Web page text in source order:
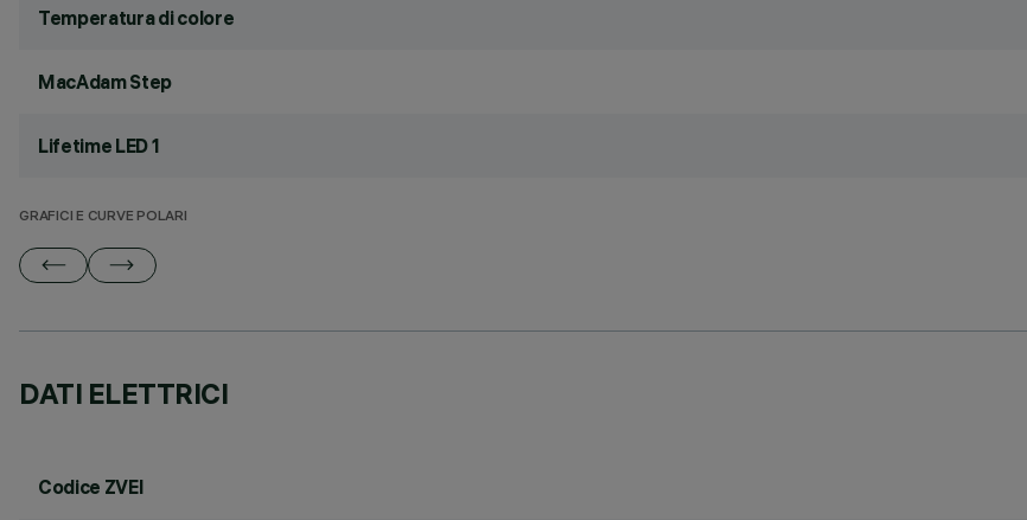
Temperatura di colore
MacAdam Step
Lifetime LED 1
GRAFICI E CURVE POLARI
DATI ELETTRICI
Codice ZVEI